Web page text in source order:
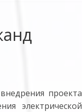
проекта
электрической